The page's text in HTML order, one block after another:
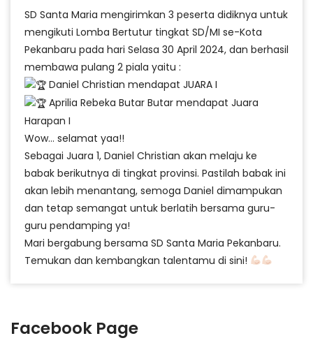
SD Santa Maria mengirimkan 3 peserta didiknya untuk
mengikuti Lomba Bertutur tingkat SD/MI se-Kota
Pekanbaru pada hari Selasa 30 April 2024, dan berhasil
membawa pulang 2 piala yaitu :
Daniel Christian mendapat JUARA I
Aprilia Rebeka Butar Butar mendapat Juara
Harapan I
Wow… selamat yaa!!
Sebagai Juara 1, Daniel Christian akan melaju ke
babak berikutnya di tingkat provinsi. Pastilah babak ini
akan lebih menantang, semoga Daniel dimampukan
dan tetap semangat untuk berlatih bersama guru-
guru pendamping ya!
Mari bergabung bersama SD Santa Maria Pekanbaru.
Temukan dan kembangkan talentamu di sini!
Facebook Page